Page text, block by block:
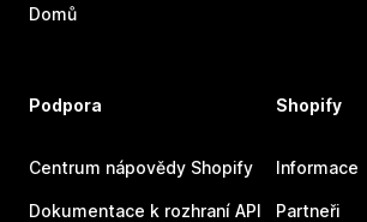
Domů
Podpora
Centrum nápovědy Shopify
Dokumentace k rozhraní API
Shopify
Informace
Partneři